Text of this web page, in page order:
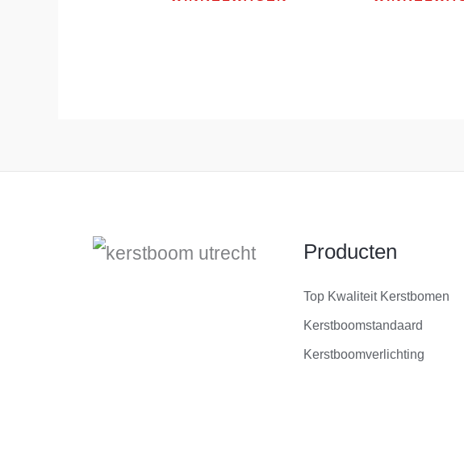
Producten
Top Kwaliteit Kerstbomen
Kerstboomstandaard
Kerstboomverlichting